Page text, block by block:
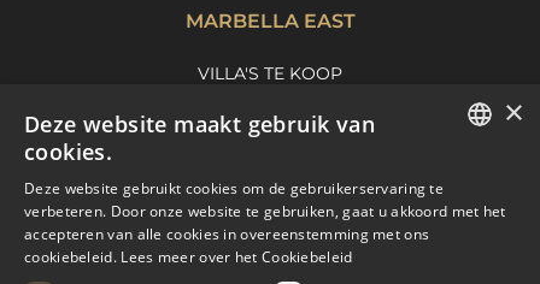
MARBELLA EAST
VILLA'S TE KOOP
MARBELLA EAST GUIDE
SPANISH
×
Deze website maakt gebruik van
cookies.
Deze website gebruikt cookies om de gebruikerservaring te
verbeteren. Door onze website te gebruiken, gaat u akkoord met het
accepteren van alle cookies in overeenstemming met ons
cookiebeleid. Lees meer over het Cookiebeleid